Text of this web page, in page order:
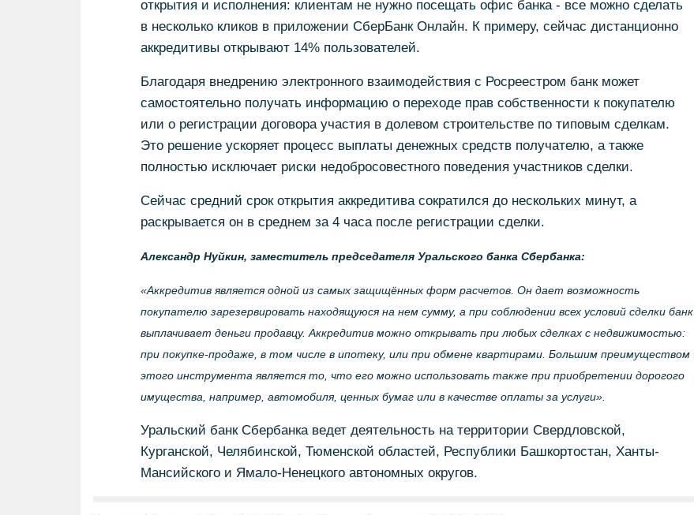
открытия и исполнения: клиентам не нужно посещать офис банка - все можно сделать
в несколько кликов в приложении СберБанк Онлайн. К примеру, сейчас дистанционно
аккредитивы открывают 14% пользователей.
Благодаря внедрению электронного взаимодействия с Росреестром банк может
самостоятельно получать информацию о переходе прав собственности к покупателю
или о регистрации договора участия в долевом строительстве по типовым сделкам.
Это решение ускоряет процесс выплаты денежных средств получателю, а также
полностью исключает риски недобросовестного поведения участников сделки.
Сейчас средний срок открытия аккредитива сократился до нескольких минут, а
раскрывается он в среднем за 4 часа после регистрации сделки.
Александр Нуйкин, заместитель председателя Уральского банка Сбербанка:
«Аккредитив является одной из самых защищённых форм расчетов. Он дает возможность
покупателю зарезервировать находящуюся на нем сумму, а при соблюдении всех условий сделки банк
выплачивает деньги продавцу. Аккредитив можно открывать при любых сделках с недвижимостью:
при покупке-продаже, в том числе в ипотеку, или при обмене квартирами. Большим преимуществом
этого инструмента является то, что его можно использовать также при приобретении дорогого
имущества, например, автомобиля, ценных бумаг или в качестве оплаты за услуги».
Уральский банк Сбербанка ведет деятельность на территории Свердловской,
Курганской, Челябинской, Тюменской областей, Республики Башкортостан, Ханты-
Мансийского и Ямало-Ненецкого автономных округов.